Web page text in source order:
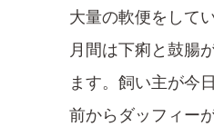
大量の軟便をして
月間は下痢と鼓腸
ます。飼い主が今
前からダッフィー